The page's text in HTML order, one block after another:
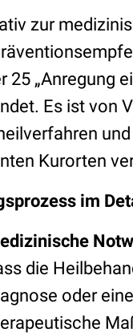
zur
25 „Anregung
Es ist von
Kurorten
im
die
oder